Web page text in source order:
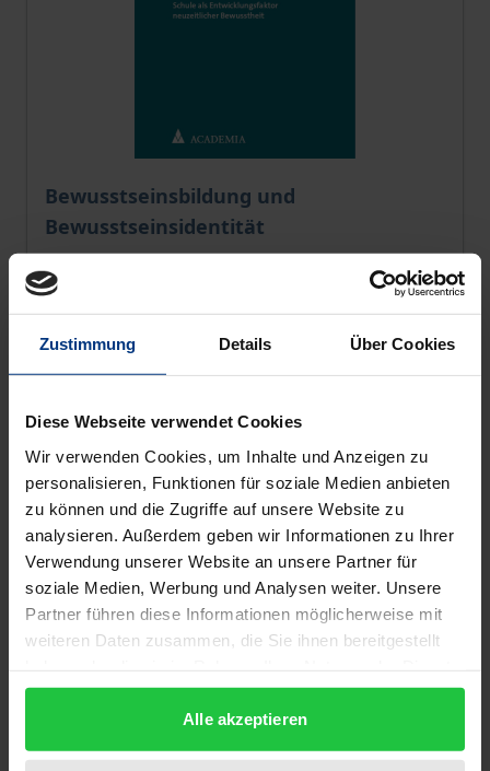
Zustimmung Details Über Cookies
Diese Webseite verwendet Cookies
Wir verwenden Cookies, um Inhalte und Anzeigen zu
personalisieren, Funktionen für soziale Medien anbieten
zu können und die Zugriffe auf unsere Website zu
analysieren. Außerdem geben wir Informationen zu Ihrer
Verwendung unserer Website an unsere Partner für
soziale Medien, Werbung und Analysen weiter. Unsere
Partner führen diese Informationen möglicherweise mit
weiteren Daten zusammen, die Sie ihnen bereitgestellt
gesammelt haben.
Alle akzeptieren
Bewusstseinsbildung und
Bewusstseinsidentität
The price depends on the options chosen on the
€49.00
Add to Cart